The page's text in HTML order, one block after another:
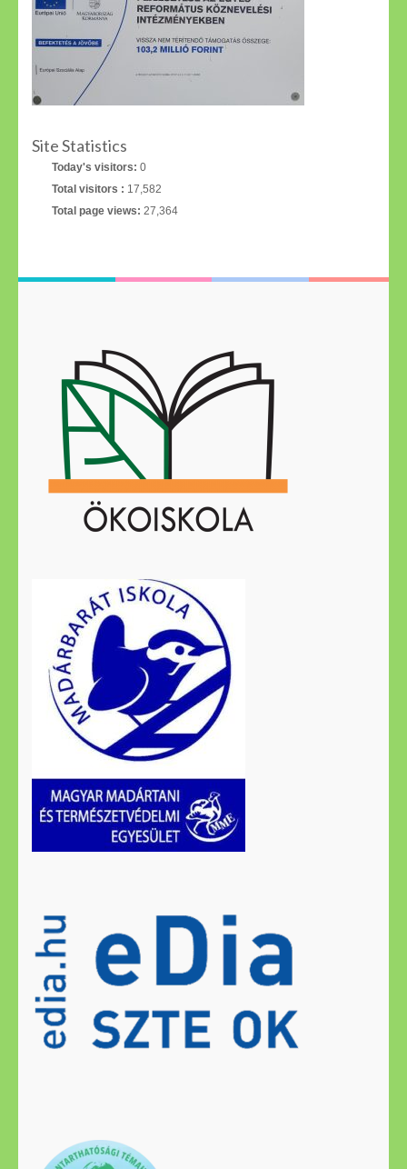
Site Statistics
Today's visitors: 0
Total visitors : 17,582
Total page views: 27,364